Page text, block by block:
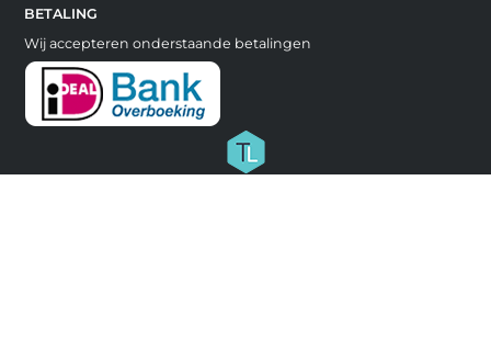
BETALING
Wij accepteren onderstaande betalingen